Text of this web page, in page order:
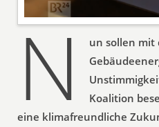
N
un sollen mit
Koalition
eine klimafreundliche